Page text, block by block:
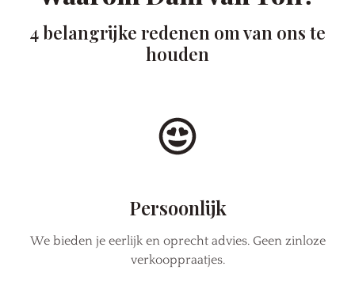
4 belangrijke redenen om van ons te
houden
Persoonlijk
We bieden je eerlijk en oprecht advies. Geen zinloze
verkooppraatjes.